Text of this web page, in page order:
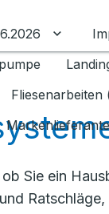
umschalten
Fliesenarbeiten
Sie ein